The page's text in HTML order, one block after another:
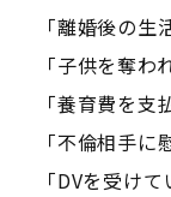
「離婚後の生
「子供を奪わ
「養育費を支
「不倫相手に
「DVを受け